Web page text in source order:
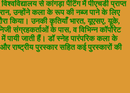
से कांगड़ा पेंटिंग में पीएचडी प्राप्त
उन्होंने कला के रूप की नब्ज पाने के लिए
किया। उनकी कृतियाँ भारत, यूएसए, यूके,
संग्रहकर्ताओं के पास, व विभिन्न कॉर्पोरेट
में पायी जाती हैं। डॉ स्नेह पारंपरिक कला के
और राष्ट्रीय पुरस्कार सहित कई पुरस्कारों की